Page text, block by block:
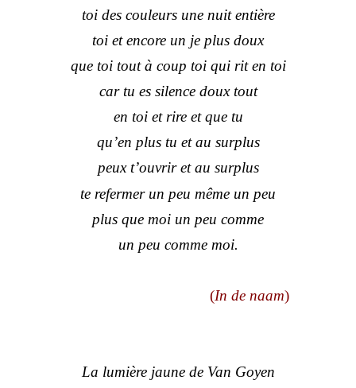
toi des couleurs une nuit entière
toi et encore un je plus doux
que toi tout à coup toi qui rit en toi
car tu es silence doux tout
en toi et rire et que tu
qu’en plus tu et au surplus
peux t’ouvrir et au surplus
te refermer un peu même un peu
plus que moi un peu comme
un peu comme moi.
(In de naam)
La lumière jaune de Van Goyen